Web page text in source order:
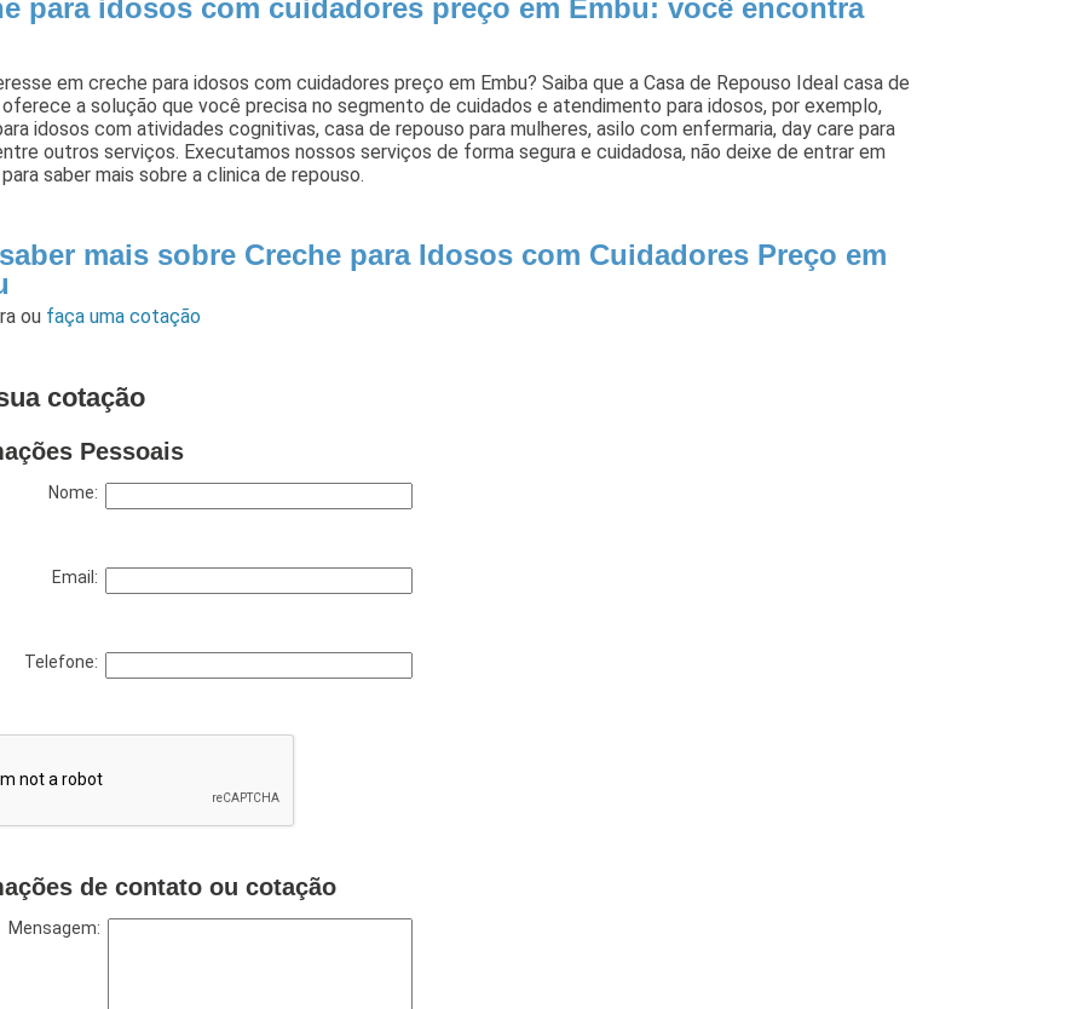
para idosos com cuidadores preço em Embu: você encontra
em creche para idosos com cuidadores preço em Embu? Saiba que a Casa de Repouso Ideal casa de
a solução que você precisa no segmento de cuidados e atendimento para idosos, por exemplo,
idosos com atividades cognitivas, casa de repouso para mulheres, asilo com enfermaria, day care para
outros serviços. Executamos nossos serviços de forma segura e cuidadosa, não deixe de entrar em
saber mais sobre a clinica de repouso.
mais sobre Creche para Idosos com Cuidadores Preço em
ou faça uma cotação
cotação
Pessoais
Nome:
Email:
Telefone:
de contato ou cotação
Mensagem: